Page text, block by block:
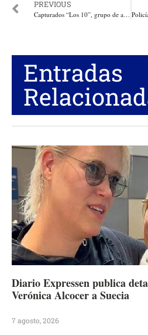
PREVIOUS
Capturados “Los 10”, grupo de asaltantes dedicados a la piratería terrestre a buses interdepartamentales
Entradas
Diario Expressen publica
Verónica Alcocer a Suecia
7 agosto, 2026